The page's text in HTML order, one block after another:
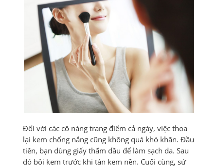
Đối với các cô nàng trang điểm cả ngày, việc thoa
lại kem chống nắng cũng không quá khó khăn. Đầu
tiên, bạn dùng giấy thấm dầu để làm sạch da. Sau
đó bôi kem trước khi tán kem nền. Cuối cùng, sử